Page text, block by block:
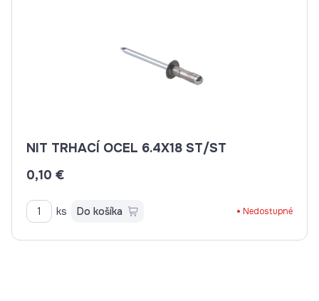
NIT TRHACÍ OCEL 6.4X18 ST/ST
0,10 €
ks Do košíka Nedostupné